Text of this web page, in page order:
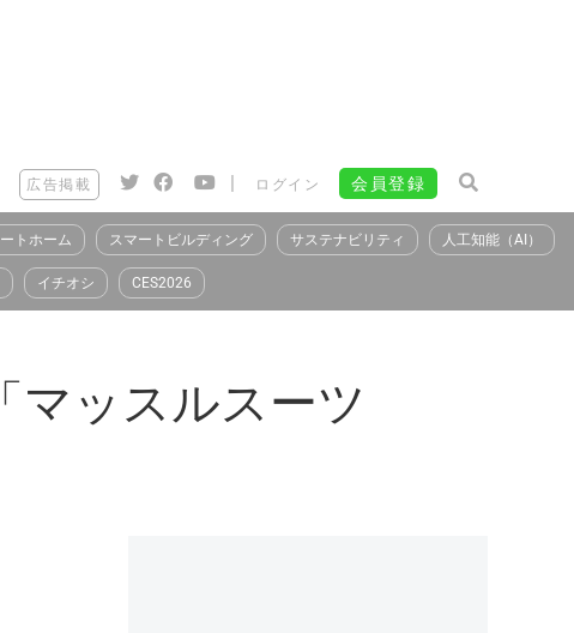
広告掲載 | ログイン 会員登録
トホーム スマートビルディング サステナビリティ 人工知能（AI）
イチオシ CES2026
マッスルスーツ